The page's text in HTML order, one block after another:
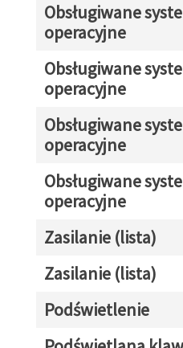
Obsługiwane
operacyjne
Obsługiwane
operacyjne
Obsługiwane
operacyjne
Obsługiwane
operacyjne
Zasilanie (lista)
Zasilanie (lista)
Podświetlenie